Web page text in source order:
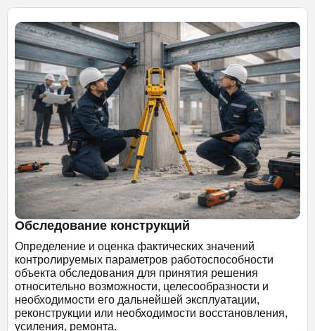
Обследование конструкций
Определение и оценка фактических значений
контролируемых параметров работоспособности
объекта обследования для принятия решения
относительно возможности, целесообразности и
необходимости его дальнейшей эксплуатации,
реконструкции или необходимости восстановления,
усиления, ремонта.